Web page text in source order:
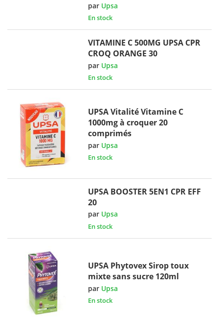
par Upsa
En stock
VITAMINE C 500MG UPSA CPR
CROQ ORANGE 30
par Upsa
En stock
UPSA Vitalité Vitamine C
1000mg à croquer 20
comprimés
par Upsa
En stock
UPSA BOOSTER 5EN1 CPR EFF
20
par Upsa
En stock
UPSA Phytovex Sirop toux
mixte sans sucre 120ml
par Upsa
En stock